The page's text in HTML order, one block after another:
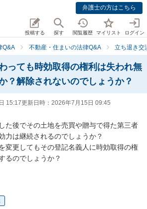
弁護士の方はこちら
投稿する 探す 閲覧履歴 マイリスト ログイン
Q&A 不動産・住まいの法律Q&A 立ち退き交
っても時効取得の権利は失われ無
？解除されないのでしょうか？
15:17更新日時： 2026年7月15日 09:45
た後でその土地を売買や贈与で得た第三者
力は継続されるのでしょうか？
変更してもその登記名義人に時効取得の権
るのでしょうか？